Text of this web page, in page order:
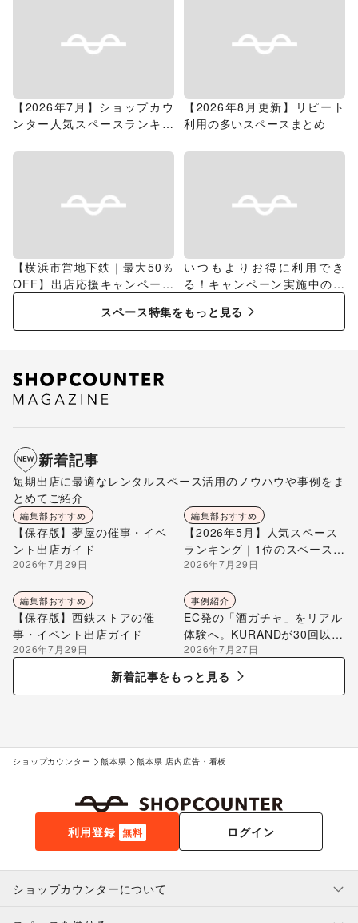
【2026年7月】ショップカウ
ンター人気スペースランキン
【2026年8月更新】リピート
利用の多いスペースまとめ
【横浜市営地下鉄｜最大50％
OFF】出店応援キャンペーン
特集
いつもよりお得に利用でき
る！キャンペーン実施中のス
スペース特集をもっと見る
新着記事
短期出店に最適なレンタルスペース活用のノウハウや事例をま
とめてご紹介
編集部おすすめ
【保存版】夢屋の催事・イベ
ント出店ガイド
2026年7月29日
編集部おすすめ
【2026年5月】人気スペース
ランキング｜1位のスペースを
編集部が解説
2026年7月29日
編集部おすすめ
【保存版】西鉄ストアの催
事・イベント出店ガイド
2026年7月29日
事例紹介
EC発の「酒ガチャ」をリアル
体験へ。KURANDが30回以上
のポップアップ出店で届け
る“新しいお酒との出会い”
2026年7月27日
新着記事をもっと見る
ショップカウンター 熊本県 熊本県 店内広告・看板
利用登録 無料 ログイン
ショップカウンターについて